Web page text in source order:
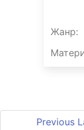
Жанр:
Previous